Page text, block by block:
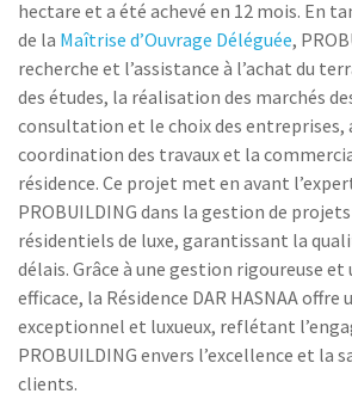
hectare et a été achevé en 12 mois. En
de la Maîtrise d’Ouvrage Déléguée,
recherche et l’assistance à l’achat du
des études, la réalisation des marchés
consultation et le choix des entreprises,
coordination des travaux et la
résidence. Ce projet met en avant
PROBUILDING dans la gestion de
résidentiels de luxe, garantissant la
délais. Grâce à une gestion rigoureuse
efficace, la Résidence DAR HASNAA offre
exceptionnel et luxueux, reflétant
PROBUILDING envers l’excellence et la
clients.